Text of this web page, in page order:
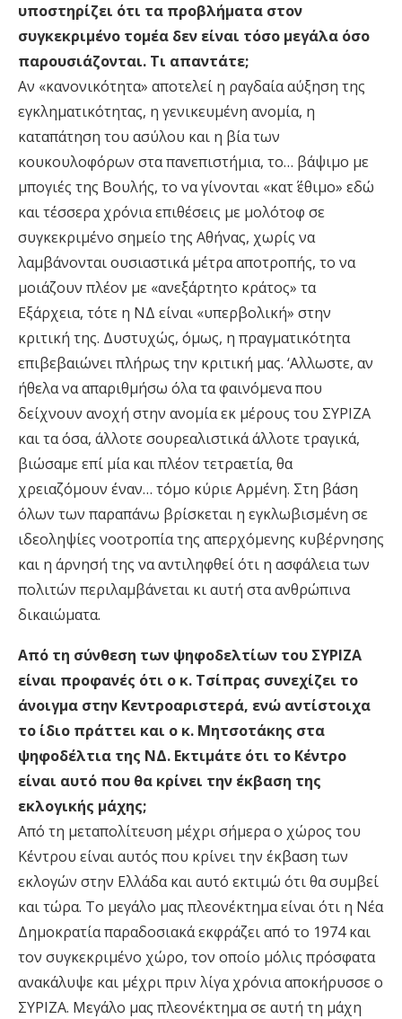
υποστηρίζει ότι τα προβλήματα στον
συγκεκριμένο τομέα δεν είναι τόσο μεγάλα όσο
παρουσιάζονται. Τι απαντάτε;
Αν «κανονικότητα» αποτελεί η ραγδαία αύξηση της
εγκληματικότητας, η γενικευμένη ανομία, η
καταπάτηση του ασύλου και η βία των
κουκουλοφόρων στα πανεπιστήμια, το… βάψιμο με
μπογιές της Βουλής, το να γίνονται «κατ΄ έθιμο» εδώ
και τέσσερα χρόνια επιθέσεις με μολότοφ σε
συγκεκριμένο σημείο της Αθήνας, χωρίς να
λαμβάνονται ουσιαστικά μέτρα αποτροπής, το να
μοιάζουν πλέον με «ανεξάρτητο κράτος» τα
Εξάρχεια, τότε η ΝΔ είναι «υπερβολική» στην
κριτική της. Δυστυχώς, όμως, η πραγματικότητα
επιβεβαιώνει πλήρως την κριτική μας. ‘Αλλωστε, αν
ήθελα να απαριθμήσω όλα τα φαινόμενα που
δείχνουν ανοχή στην ανομία εκ μέρους του ΣΥΡΙΖΑ
και τα όσα, άλλοτε σουρεαλιστικά άλλοτε τραγικά,
βιώσαμε επί μία και πλέον τετραετία, θα
χρειαζόμουν έναν… τόμο κύριε Αρμένη. Στη βάση
όλων των παραπάνω βρίσκεται η εγκλωβισμένη σε
ιδεοληψίες νοοτροπία της απερχόμενης κυβέρνησης
και η άρνησή της να αντιληφθεί ότι η ασφάλεια των
πολιτών περιλαμβάνεται κι αυτή στα ανθρώπινα
δικαιώματα.
Από τη σύνθεση των ψηφοδελτίων του ΣΥΡΙΖΑ
είναι προφανές ότι ο κ. Τσίπρας συνεχίζει το
άνοιγμα στην Κεντροαριστερά, ενώ αντίστοιχα
το ίδιο πράττει και ο κ. Μητσοτάκης στα
ψηφοδέλτια της ΝΔ. Εκτιμάτε ότι το Κέντρο
είναι αυτό που θα κρίνει την έκβαση της
εκλογικής μάχης;
Από τη μεταπολίτευση μέχρι σήμερα ο χώρος του
Κέντρου είναι αυτός που κρίνει την έκβαση των
εκλογών στην Ελλάδα και αυτό εκτιμώ ότι θα συμβεί
και τώρα. Το μεγάλο μας πλεονέκτημα είναι ότι η Νέα
Δημοκρατία παραδοσιακά εκφράζει από το 1974 και
τον συγκεκριμένο χώρο, τον οποίο μόλις πρόσφατα
ανακάλυψε και μέχρι πριν λίγα χρόνια αποκήρυσσε ο
ΣΥΡΙΖΑ. Μεγάλο μας πλεονέκτημα σε αυτή τη μάχη